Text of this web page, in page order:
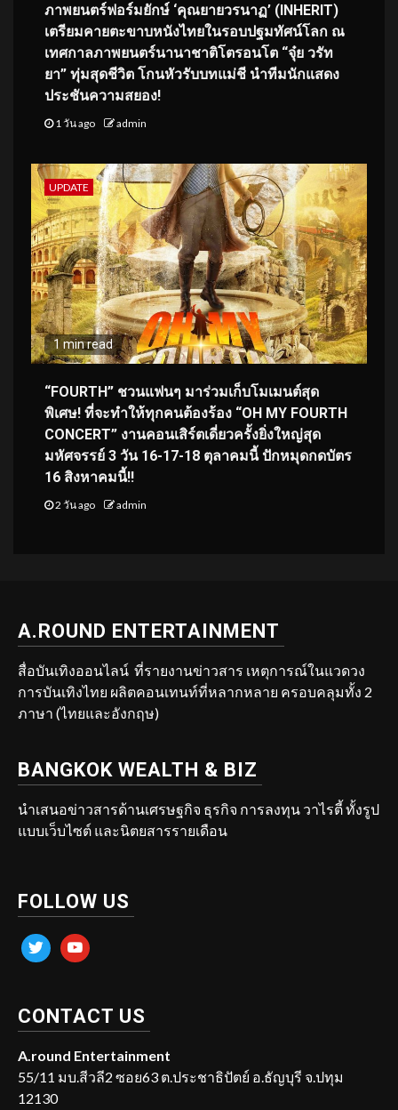
ภาพยนตร์ฟอร์มยักษ์ ‘คุณยายวรนาฏ’ (INHERIT)
เตรียมคายตะขาบหนังไทยในรอบปฐมทัศน์โลก ณ
เทศกาลภาพยนตร์นานาชาติโตรอนโต “จุ๋ย วรัท
ยา” ทุ่มสุดชีวิต โกนหัวรับบทแม่ชี นำทีมนักแสดง
ประชันความสยอง!
1 วัน ago admin
UPDATE
1 min read
“FOURTH” ชวนแฟนๆ มาร่วมเก็บโมเมนต์สุด
พิเศษ! ที่จะทำให้ทุกคนต้องร้อง “OH MY FOURTH
CONCERT” งานคอนเสิร์ตเดี่ยวครั้งยิ่งใหญ่สุด
มหัศจรรย์ 3 วัน 16-17-18 ตุลาคมนี้ ปักหมุดกดบัตร
16 สิงหาคมนี้!!
2 วัน ago admin
A.ROUND ENTERTAINMENT
สื่อบันเทิงออนไลน์ ที่รายงานข่าวสาร เหตุการณ์ในแวดวง
การบันเทิงไทย ผลิตคอนเทนท์ที่หลากหลาย ครอบคลุมทั้ง 2
ภาษา (ไทยและอังกฤษ)
BANGKOK WEALTH & BIZ
นำเสนอข่าวสารด้านเศรษฐกิจ ธุรกิจ การลงทุน วาไรตี้ ทั้งรูป
แบบเว็บไซต์ และนิตยสารรายเดือน
FOLLOW US
twitter youtube
CONTACT US
A.round Entertainment
55/11 มบ.สีวลี2 ซอย63 ต.ประชาธิปัตย์ อ.ธัญบุรี จ.ปทุม
12130